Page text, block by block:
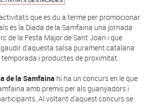
que es du a terme per promocionar
és la Diada de la Samfaina una jornada
de la Festa Major de Sant Joan i que
d'aquesta salsa purament catalana
i productes de proximitat.
de la Samfaina hi ha un concurs en le que
amb premis per als guanyadors i
Al voltant d'aquest concurs se